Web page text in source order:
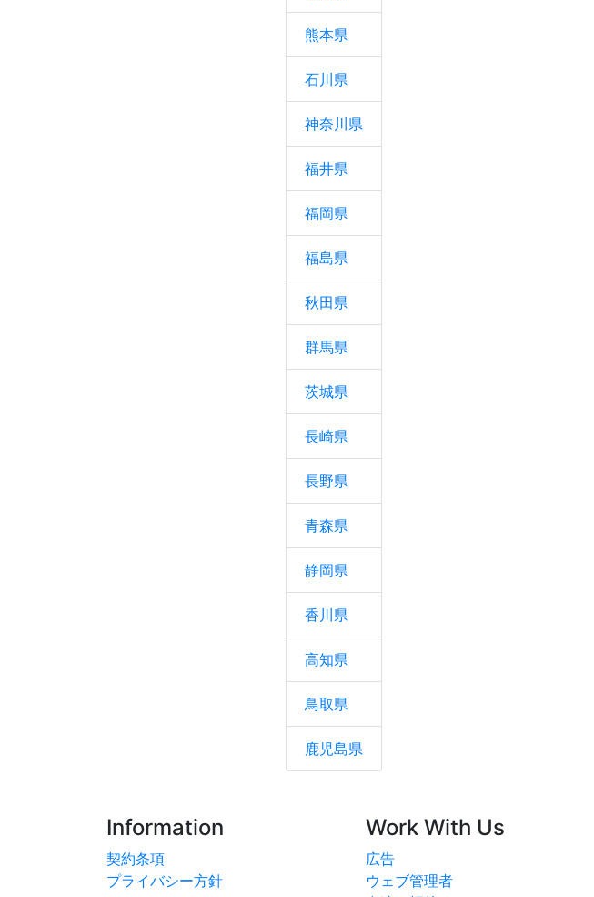
熊本県
石川県
神奈川県
福井県
福岡県
福島県
秋田県
群馬県
茨城県
長崎県
長野県
青森県
静岡県
香川県
高知県
鳥取県
鹿児島県
Information
契約条項
プライバシー方針
Work With Us
広告
ウェブ管理者